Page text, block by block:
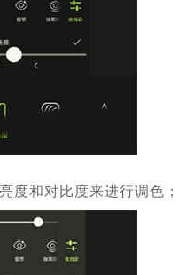
度和对比度来进行调色；